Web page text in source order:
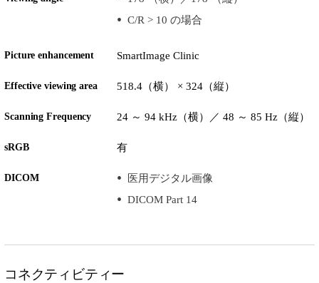
C/R > 10 の場合
Picture enhancement SmartImage Clinic
Effective viewing area 518.4（横） × 324（縦）
Scanning Frequency 24 ～ 94 kHz（横）／ 48 ～ 85 Hz（縦）
sRGB 有
DICOM
医用デジタル画像
DICOM Part 14
コネクティビティー